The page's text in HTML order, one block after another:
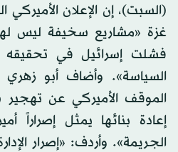
(السبت)، إن الإعلان
غزة «مشاريع سخيفة ليس
فشلت إسرائيل في تحقيقه
السياسة». وأضاف أبو
الموقف الأميركي عن
إعادة بنائها يمثل إصراراً
الجريمة». وأردف: «إصرار